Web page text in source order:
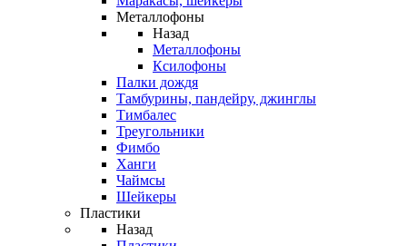
Металлофоны
Назад
Металлофоны
Ксилофоны
Палки дождя
Тамбурины, пандейру, джинглы
Тимбалес
Треугольники
Фимбо
Ханги
Чаймсы
Шейкеры
Пластики
Назад